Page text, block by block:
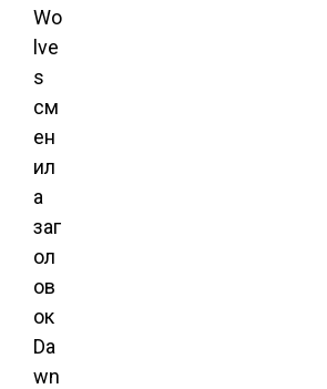
Wo
lve
s
см
ен
ил
а
заг
ол
ов
ок
Da
wn